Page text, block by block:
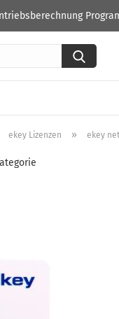
ekey Lizenzen » ekey net